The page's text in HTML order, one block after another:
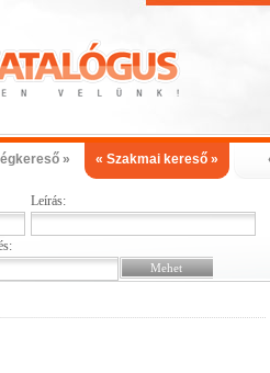
» « Szakmai kereső »
Leírás: